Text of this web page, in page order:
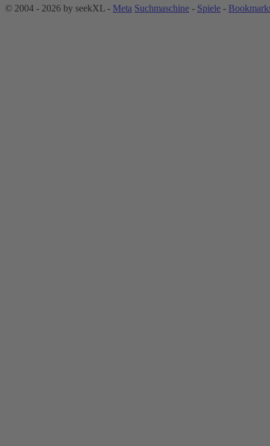
© 2004 - 2026 by seekXL - Meta Suchmaschine - Spiele -